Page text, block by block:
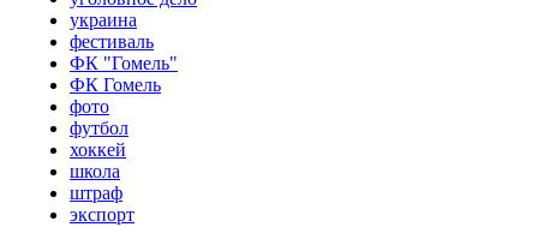
украина
фестиваль
ФК "Гомель"
ФК Гомель
фото
футбол
хоккей
школа
штраф
экспорт